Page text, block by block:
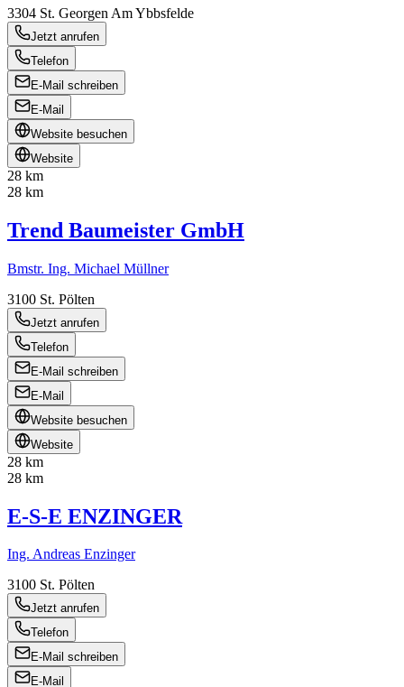
3304 St. Georgen Am Ybbsfelde
Jetzt anrufen
Telefon
E-Mail schreiben
E-Mail
Website besuchen
Website
28 km
28 km
Trend Baumeister GmbH
Bmstr. Ing. Michael Müllner
3100 St. Pölten
Jetzt anrufen
Telefon
E-Mail schreiben
E-Mail
Website besuchen
Website
28 km
28 km
E-S-E ENZINGER
Ing. Andreas Enzinger
3100 St. Pölten
Jetzt anrufen
Telefon
E-Mail schreiben
E-Mail